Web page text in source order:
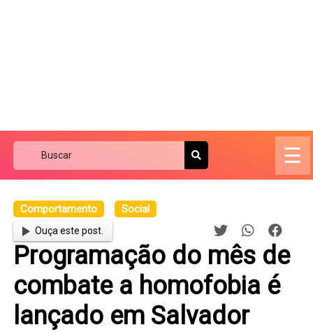
☰
Comportamento Social
Ouça este post.
Programação do mês de
combate a homofobia é
lançado em Salvador